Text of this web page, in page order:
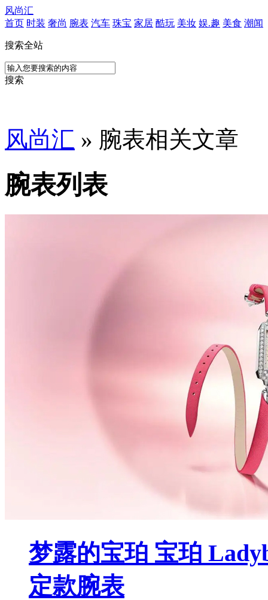
风尚汇
首页 时装 奢尚 腕表 汽车 珠宝 家居 酷玩 美妆 娱.趣 美食 潮闻
搜索全站
搜索
风尚汇 » 腕表相关文章
腕表列表
梦露的宝珀 宝珀
定款腕表